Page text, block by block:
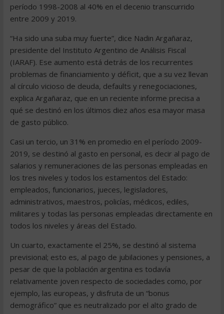
período 1998-2008 al 40% en el decenio transcurrido
entre 2009 y 2019.
“Ha sido una suba muy fuerte”, dice Nadin Argañaraz,
presidente del Instituto Argentino de Análisis Fiscal
(IARAF). Ese aumento está detrás de los recurrentes
problemas de financiamiento y déficit, que a su vez llevan
al círculo vicioso de deuda, defaults y renegociaciones,
explica Argañaraz, que en un reciente informe precisa a
qué se destinó en los últimos diez años esa mayor masa
de gasto público.
Casi un tercio, un 31% en promedio en el período 2009-
2019, se destinó al gasto en personal, es decir al pago de
salarios y remuneraciones de las personas empleadas en
los tres niveles y todos los estamentos del Estado:
empleados, funcionarios, jueces, legisladores,
administrativos, maestros, policías, médicos, ediles,
militares y todas las personas empleadas directamente en
todos los niveles y áreas del Estado.
Un cuarto, exactamente el 25%, se destinó al sistema
previsional; esto es, al pago de jubilaciones y pensiones, a
pesar de que la población argentina es todavía
relativamente joven respecto de sociedades como, por
ejemplo, las europeas, y disfruta de un “bonus
demográfico” que es neutralizado por el alto grado de